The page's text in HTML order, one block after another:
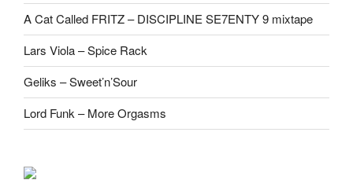
A Cat Called FRITZ – DISCIPLINE SE7ENTY 9 mixtape
Lars Viola – Spice Rack
Geliks – Sweet’n’Sour
Lord Funk – More Orgasms